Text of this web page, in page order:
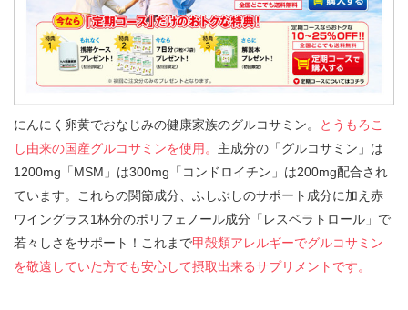
にんにく卵黄でおなじみの健康家族のグルコサミン。
とうもろこ
し由来の国産グルコサミンを使用。 主成分の「グルコサミン」は
1200mg「MSM」は300mg「コンドロイチン」は200mg配合され
ています。これらの関節成分、ふしぶしのサポート成分に加え赤
ワイングラス1杯分のポリフェノール成分「レスベラトロール」で
若々しさをサポート！これまで甲殻類アレルギーでグルコサミン
を敬遠していた方でも安心して摂取出来るサプリメントです。